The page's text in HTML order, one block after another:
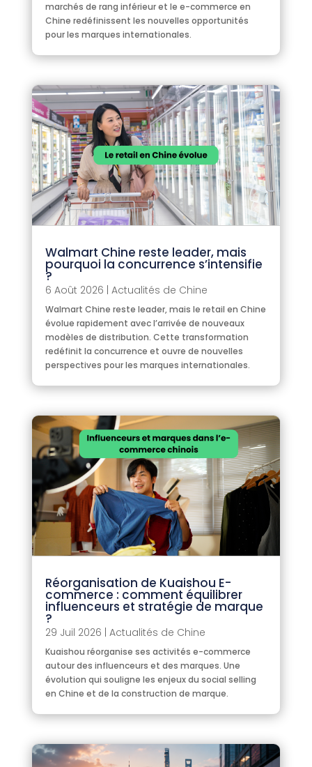
marchés de rang inférieur et le e-commerce en
Chine redéfinissent les nouvelles opportunités
pour les marques internationales.
Walmart Chine reste leader, mais
pourquoi la concurrence s’intensifie
?
6 Août 2026 | Actualités de Chine
Walmart Chine reste leader, mais le retail en Chine
évolue rapidement avec l’arrivée de nouveaux
modèles de distribution. Cette transformation
redéfinit la concurrence et ouvre de nouvelles
perspectives pour les marques internationales.
Réorganisation de Kuaishou E-
commerce : comment équilibrer
influenceurs et stratégie de marque
?
29 Juil 2026 | Actualités de Chine
Kuaishou réorganise ses activités e-commerce
autour des influenceurs et des marques. Une
évolution qui souligne les enjeux du social selling
en Chine et de la construction de marque.